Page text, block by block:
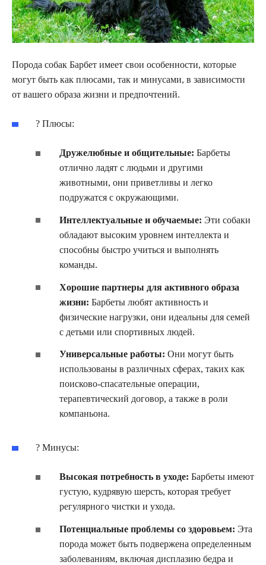
Порода собак Барбет имеет свои особенности, которые
могут быть как плюсами, так и минусами, в зависимости
от вашего образа жизни и предпочтений.
? Плюсы:
Дружелюбные и общительные: Барбеты
отлично ладят с людьми и другими
животными, они приветливы и легко
подружатся с окружающими.
Интеллектуальные и обучаемые: Эти собаки
обладают высоким уровнем интеллекта и
способны быстро учиться и выполнять
команды.
Хорошие партнеры для активного образа
жизни: Барбеты любят активность и
физические нагрузки, они идеальны для семей
с детьми или спортивных людей.
Универсальные работы: Они могут быть
использованы в различных сферах, таких как
поисково-спасательные операции,
терапевтический договор, а также в роли
компаньона.
? Минусы:
Высокая потребность в уходе: Барбеты имеют
густую, кудрявую шерсть, которая требует
регулярного чистки и ухода.
Потенциальные проблемы со здоровьем: Эта
порода может быть подвержена определенным
заболеваниям, включая дисплазию бедра и